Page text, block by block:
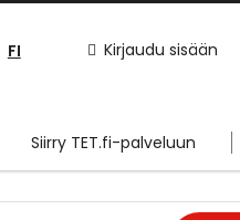
Kirjaudu sisään
FI
Siirry TET.fi-palveluun